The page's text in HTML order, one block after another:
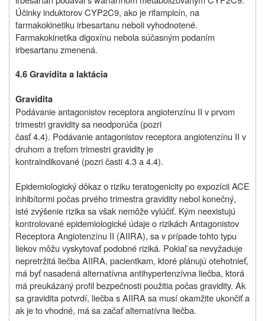
Účinky induktorov CYP2C9, ako je rifampicín, na
farmakokinetiku irbesartanu neboli vyhodnotené.
Farmakokinetika digoxínu nebola súčasným podaním
irbesartanu zmenená.
4.6 Gravidita a laktácia
Gravidita
Podávanie antagonistov receptora angiotenzínu II v prvom
trimestri gravidity sa neodporúča (pozri
časť 4.4). Podávanie antagonistov receptora angiotenzínu II v
druhom a treťom trimestri gravidity je
kontraindikované (pozri časti 4.3 a 4.4).
Epidemiologický dôkaz o riziku teratogenicity po expozícii ACE
inhibítormi počas prvého trimestra gravidity nebol konečný,
isté zvýšenie rizika sa však nemôže vylúčiť. Kým neexistujú
kontrolované epidemiologické údaje o rizikách Antagonistov
Receptora Angiotenzínu II (AIIRA), sa v prípade tohto typu
liekov môžu vyskytovať podobné riziká. Pokiaľ sa nevyžaduje
nepretržitá liečba AIIRA, pacientkam, ktoré plánujú otehotnieť,
má byť nasadená alternatívna antihypertenzívna liečba, ktorá
má preukázaný profil bezpečnosti použitia počas gravidity. Ak
sa gravidita potvrdí, liečba s AIIRA sa musí okamžite ukončiť a
ak je to vhodné, má sa začať alternatívna liečba.